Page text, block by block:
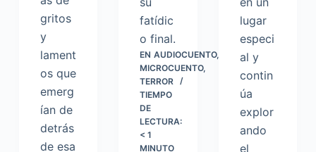
gritos
y
lament
os que
emerg
ían de
detrás
de esa
fatídic
o final.
EN AUDIOCUENTO,
MICROCUENTO,
TERROR
TIEMPO
DE
LECTURA:
< 1
MINUTO
lugar
especi
al y
contin
úa
explor
ando
el